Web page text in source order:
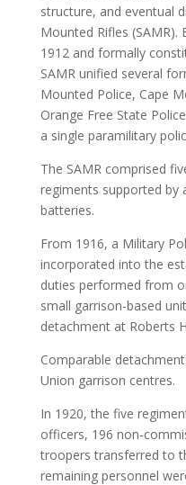
structure, and eventual
Mounted Rifles (SAMR).
1912 and formally
SAMR unified several
Mounted Police, Cape
Orange Free State
a single paramilitary
The SAMR comprised
regiments supported by
batteries.
From 1916, a Military
incorporated into the
duties performed from
small garrison-based
detachment at Roberts
Comparable
Union garrison centres.
In 1920, the five
officers, 196
troopers transferred to
remaining personnel